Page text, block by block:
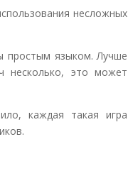
несложных
простым языком. Лучше
несколько, это может
каждая такая игра